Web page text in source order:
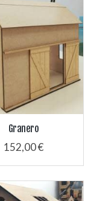
Granero
152,00 €